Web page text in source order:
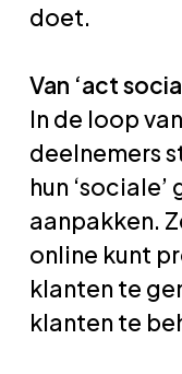
doet.
Van ‘act
In de loop
deelnemers
hun
aanpakken.
online kunt
klanten te
klanten te